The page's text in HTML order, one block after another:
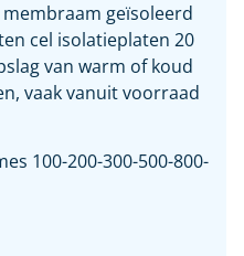
geïsoleerd
cel isolatieplaten 20
van warm of koud
vaak vanuit voorraad
100-200-300-500-800-